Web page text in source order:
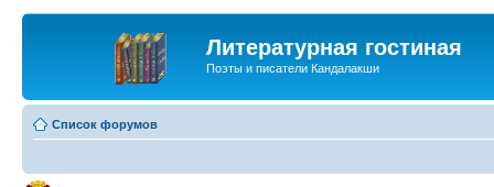
Литературная гостиная
Поэты и писатели Кандалакши
Список форумов